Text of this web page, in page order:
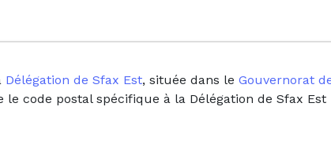
Délégation de Sfax Est, située dans le Gouvernorat
code postal spécifique à la Délégation de Sfax